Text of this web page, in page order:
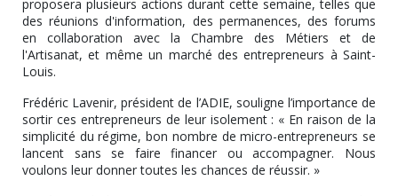
proposera plusieurs actions durant cette semaine, telles que
des réunions d'information, des permanences, des forums
en collaboration avec la Chambre des Métiers et de
l'Artisanat, et même un marché des entrepreneurs à Saint-
Louis.
Frédéric Lavenir, président de l’ADIE, souligne l’importance de
sortir ces entrepreneurs de leur isolement : « En raison de la
simplicité du régime, bon nombre de micro-entrepreneurs se
lancent sans se faire financer ou accompagner. Nous
voulons leur donner toutes les chances de réussir. »